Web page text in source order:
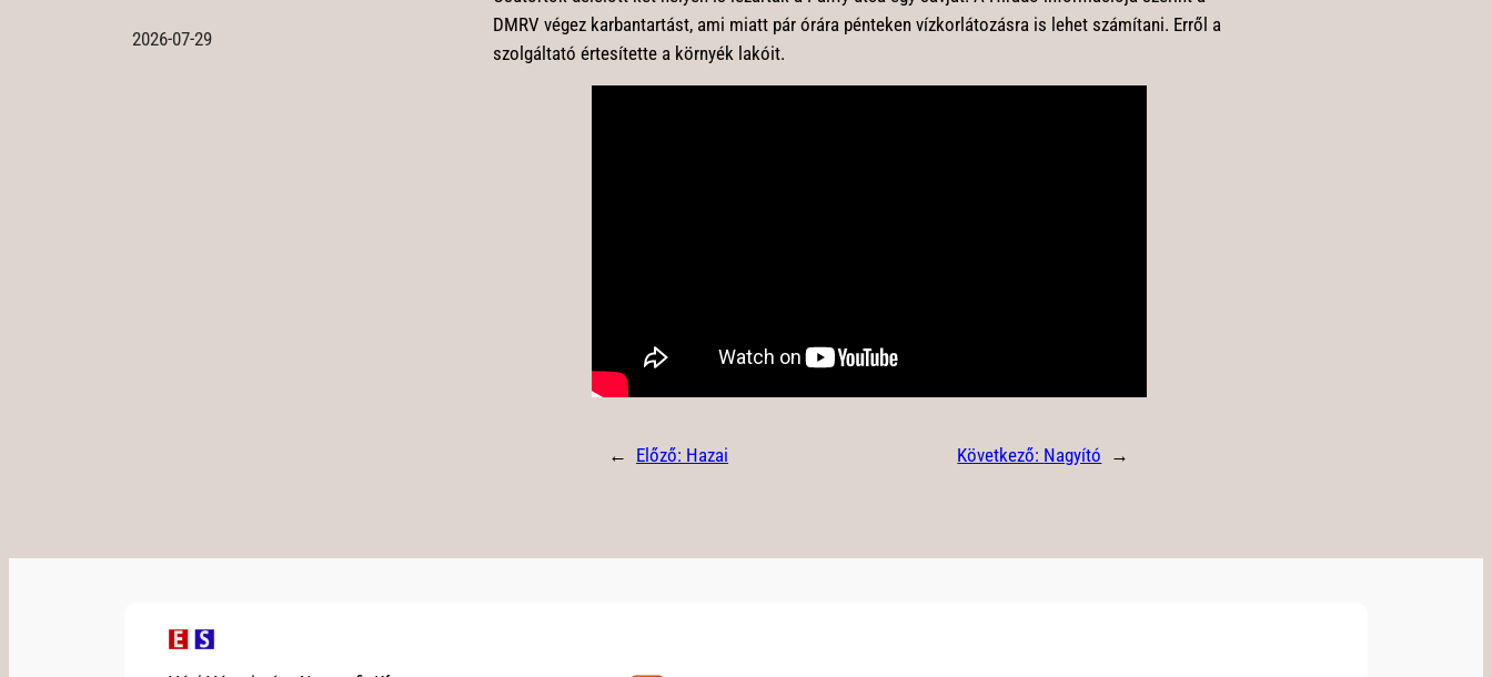
2026-07-29
DMRV végez karbantartást, ami miatt pár órára pénteken vízkorlátozásra is lehet számítani. Erről a
szolgáltató értesítette a környék lakóit.
← Előző: Hazai Következő: Nagyító →